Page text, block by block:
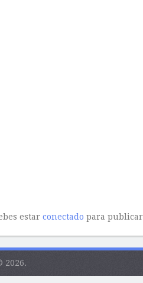
estar conectado para
2026.